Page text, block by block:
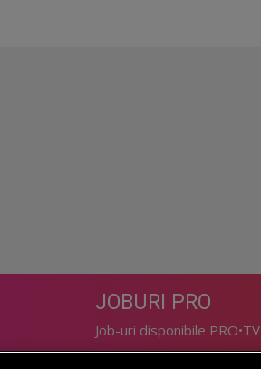
JOBURI PRO
Job-uri disponibile PRO•TV